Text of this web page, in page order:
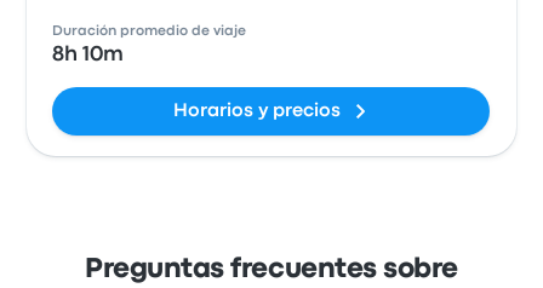
Duración promedio de viaje
8h 10m
Horarios y precios
Preguntas frecuentes sobre